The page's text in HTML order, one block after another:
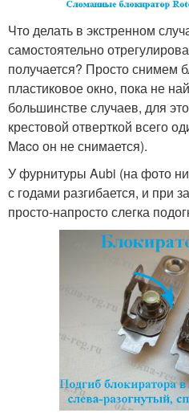
Что делать в экстренном
самостоятельно
получается? Просто снимем
пластиковое окно, пока не
большинстве случаев, для
крестовой отверткой всего
Maco он не снимается).
У фурнитуры Aubi (на фото
с годами разгибается, и при
просто-напросто слегка